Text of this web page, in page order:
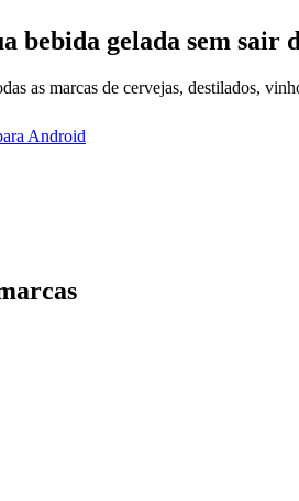
bebida gelada sem sair
as marcas de cervejas, destilados,
Android